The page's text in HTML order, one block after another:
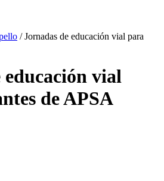
/Jornadas de educación vial para
educación vial
de APSA